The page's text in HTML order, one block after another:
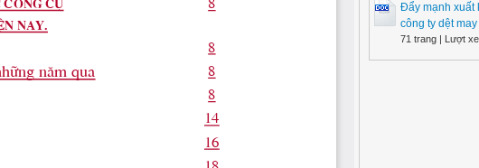
Đẩy mạnh xuất
công ty dệt
71 trang | Lượt